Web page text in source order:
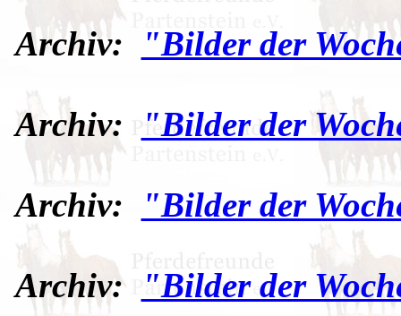
Archiv: "Bilder der
Archiv:"Bilder der
Archiv: "Bilder der
Archiv: "Bilder der